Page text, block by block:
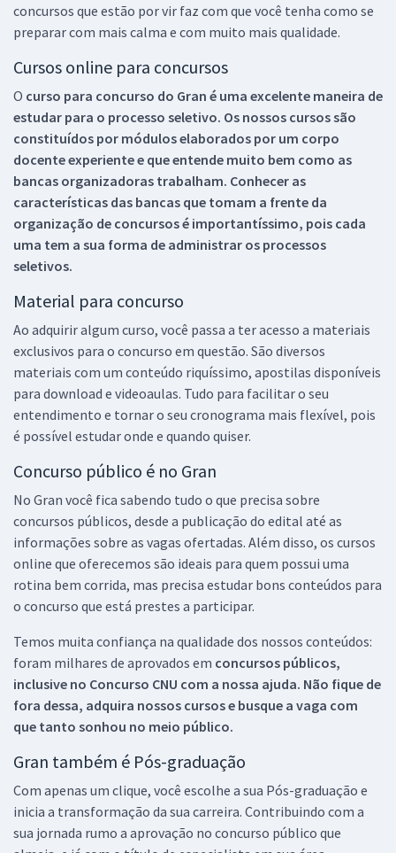
concursos que estão por vir faz com que você tenha como se
preparar com mais calma e com muito mais qualidade.
Cursos online para concursos
O curso para concurso do Gran é uma excelente maneira de
estudar para o processo seletivo. Os nossos cursos são
constituídos por módulos elaborados por um corpo
docente experiente e que entende muito bem como as
bancas organizadoras trabalham. Conhecer as
características das bancas que tomam a frente da
organização de concursos é importantíssimo, pois cada
uma tem a sua forma de administrar os processos
seletivos.
Material para concurso
Ao adquirir algum curso, você passa a ter acesso a materiais
exclusivos para o concurso em questão. São diversos
materiais com um conteúdo riquíssimo, apostilas disponíveis
para download e videoaulas. Tudo para facilitar o seu
entendimento e tornar o seu cronograma mais flexível, pois
é possível estudar onde e quando quiser.
Concurso público é no Gran
No Gran você fica sabendo tudo o que precisa sobre
concursos públicos, desde a publicação do edital até as
informações sobre as vagas ofertadas. Além disso, os cursos
online que oferecemos são ideais para quem possui uma
rotina bem corrida, mas precisa estudar bons conteúdos para
o concurso que está prestes a participar.
Temos muita confiança na qualidade dos nossos conteúdos:
foram milhares de aprovados em concursos públicos,
inclusive no Concurso CNU com a nossa ajuda. Não fique de
fora dessa, adquira nossos cursos e busque a vaga com
que tanto sonhou no meio público.
Gran também é Pós-graduação
Com apenas um clique, você escolhe a sua Pós-graduação e
inicia a transformação da sua carreira. Contribuindo com a
sua jornada rumo a aprovação no concurso público que